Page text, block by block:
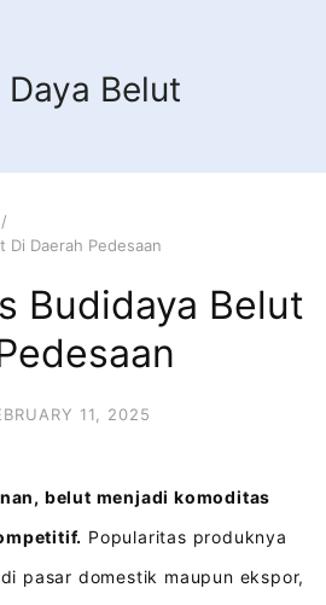
Daya Belut
Di Daerah Pedesaan
Budidaya Belut
11, 2025
belut menjadi komoditas
Popularitas produknya
pasar domestik maupun ekspor,